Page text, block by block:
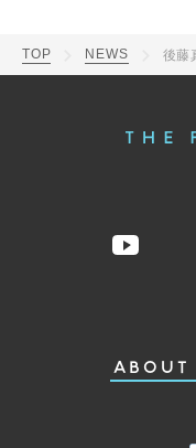
TOP NEWS
ABOUT